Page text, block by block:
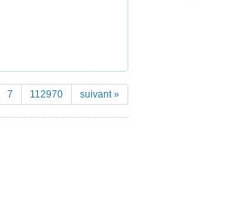
7 112970 suivant »